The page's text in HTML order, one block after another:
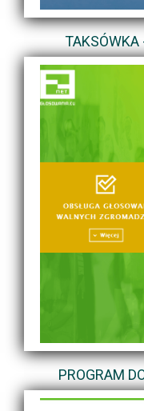
TAKSÓWKA
PROGRAM